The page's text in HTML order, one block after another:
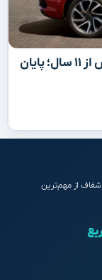
توقف تولید لندروور دیسکاوری اسپرت پس از ۱۱ سال؛ پایان
از مهم‌ترین